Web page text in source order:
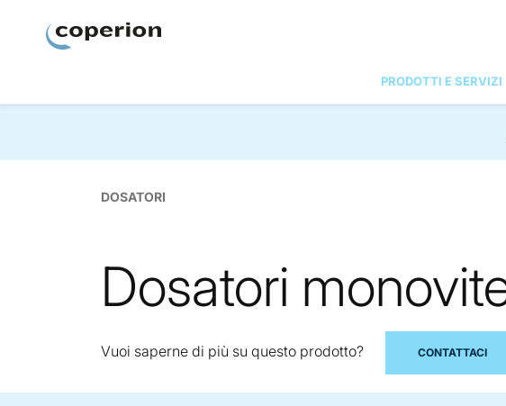
PRODOTTI E SERVIZI
DOSATORI
Dosatori
Vuoi saperne di più su questo prodotto? CONTATTACI